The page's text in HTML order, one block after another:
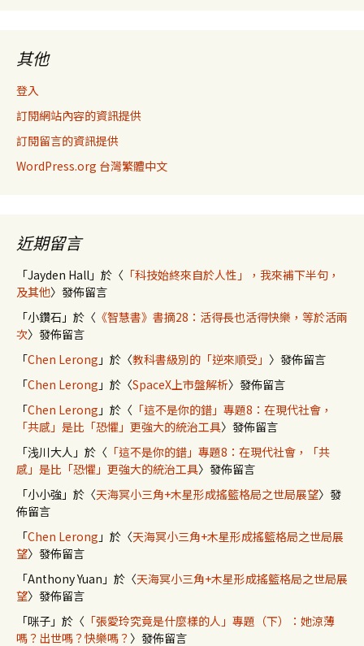
其他
登入
訂閱網站內容的資訊提供
訂閱留言的資訊提供
WordPress.org 台灣繁體中文
近期留言
「Jayden Hall 」於〈 「科技始終來自於人性」，我來補下半句，
及其他〉發佈留言
「小鑽石 」於〈 《智慧書》書摘28：活得長也活得快樂，等於活兩
次〉發佈留言
「Chen Lerong 」於〈教科書級別的「逆來順受」 〉發佈留言
「Chen Lerong 」於〈SpaceX上市盤解析〉發佈留言
「Chen Lerong 」於〈 「這不是你的錯」專題8：在現代社會，
「共感」是比「恐懼」更強大的統治工具〉發佈留言
「浅川大人 」於〈 「這不是你的錯」專題8：在現代社會，「共
感」是比「恐懼」更強大的統治工具〉發佈留言
「小小強 」於〈天海冥小三角+木星形成搖籃格局之世局展望〉發
佈留言
「Chen Lerong 」於〈天海冥小三角+木星形成搖籃格局之世局展
望〉發佈留言
「Anthony Yuan 」於〈天海冥小三角+木星形成搖籃格局之世局展
望〉發佈留言
「咪子 」於〈 「張愛玲究竟是什麼樣的人」專題（下）：她涼薄
嗎？出世嗎？快樂嗎？ 〉發佈留言